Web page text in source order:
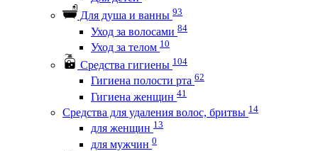
Для душа и ванны 93
Уход за волосами 84
Уход за телом 10
Средства гигиены 104
Гигиена полости рта 62
Гигиена женщин 41
Средства для удаления волос, бритвы 14
для женщин 13
для мужчин 0